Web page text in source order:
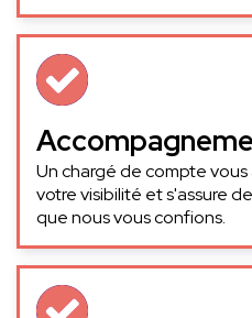
Un chargé de compte
votre visibilité et s'assure
que nous vous confions.